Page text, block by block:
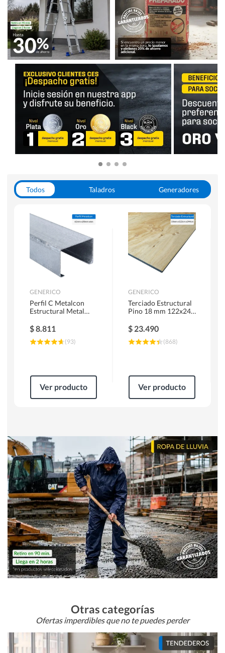
Todos Taladros
Generadores
Herramientas Manuales
Sierras Circulares
GENERICO
Perfil C Metalcon
Estructural Metal
$8.811
(93)
Ver producto
GENERICO
Terciado Estructural
Pino 18 mm 122x244
$ 23.490
(868)
Ver producto
Otras categorías
Ofertas imperdibles que no te puedes perder